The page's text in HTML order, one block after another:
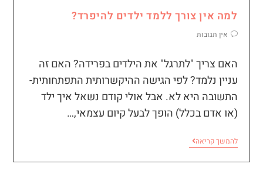
למה אין צורך ללמד ילדים להיפרד?
אין תגובות
האם צריך "לתרגל" את הילדים בפרידה? האם זה
עניין נלמד? לפי הגישה ההיקשרותית התפתחותית-
התשובה היא לא. אבל אולי קודם נשאל איך ילד
(או אדם בכלל) הופך לבעל קיום עצמאי,…
להמשך קריאה